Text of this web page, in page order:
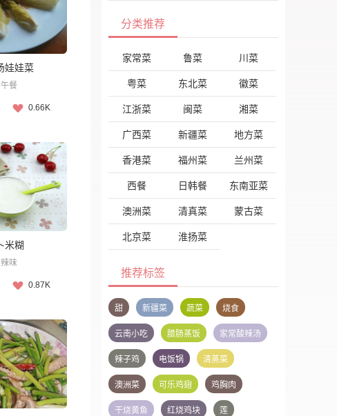
娃娃菜
午餐
0.66K
米糊
辣味
0.87K
分类推荐
家常菜 鲁菜 川菜
粤菜 东北菜 徽菜
江浙菜 闽菜 湘菜
广西菜 新疆菜 地方菜
香港菜 福州菜 兰州菜
西餐 日韩餐 东南亚菜
澳洲菜 清真菜 蒙古菜
北京菜 淮扬菜
推荐标签
甜 新疆菜 蔬菜 烧食
云南小吃 腊肠蒸饭 家常酸辣汤
辣子鸡 电饭锅 清蒸菜
澳洲菜 可乐鸡翅 鸡胸肉
干烧黄鱼 红烧鸡块 莲